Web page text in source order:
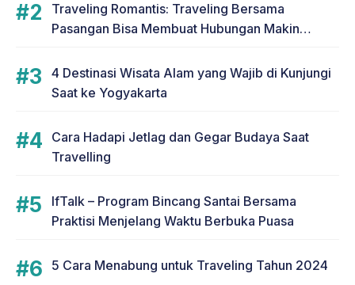
Traveling Romantis: Traveling Bersama
Pasangan Bisa Membuat Hubungan Makin
4 Destinasi Wisata Alam yang Wajib di Kunjungi
Saat ke Yogyakarta
Cara Hadapi Jetlag dan Gegar Budaya Saat
Travelling
IfTalk – Program Bincang Santai Bersama
Praktisi Menjelang Waktu Berbuka Puasa
5 Cara Menabung untuk Traveling Tahun 2024